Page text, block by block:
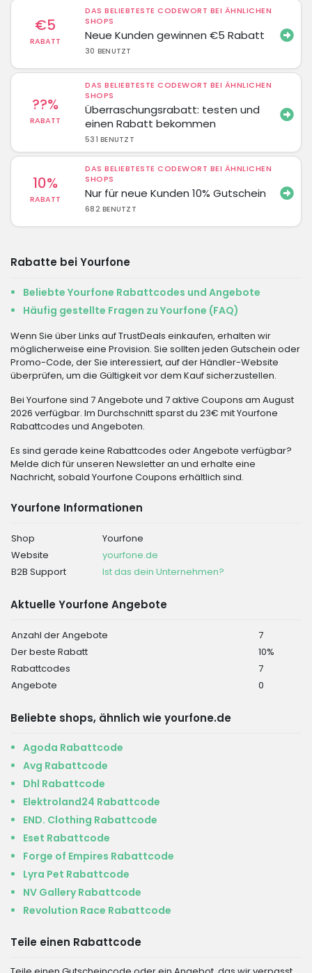
€5
RABATT
DAS BELIEBTESTE CODEWORT BEI ÄHNLICHEN
SHOPS
Neue Kunden gewinnen €5 Rabatt
30 BENUTZT
??%
RABATT
DAS BELIEBTESTE CODEWORT BEI ÄHNLICHEN
SHOPS
Überraschungsrabatt: testen und
einen Rabatt bekommen
531 BENUTZT
10%
RABATT
DAS BELIEBTESTE CODEWORT BEI ÄHNLICHEN
SHOPS
Nur für neue Kunden 10% Gutschein
682 BENUTZT
Rabatte bei Yourfone
Beliebte Yourfone Rabattcodes und Angebote
Häufig gestellte Fragen zu Yourfone (FAQ)
Wenn Sie über Links auf TrustDeals einkaufen, erhalten wir
möglicherweise eine Provision. Sie sollten jeden Gutschein oder
Promo-Code, der Sie interessiert, auf der Händler-Website
überprüfen, um die Gültigkeit vor dem Kauf sicherzustellen.
Bei Yourfone sind 7 Angebote und 7 aktive Coupons am August
2026 verfügbar. Im Durchschnitt sparst du 23€ mit Yourfone
Rabattcodes und Angeboten.
Es sind gerade keine Rabattcodes oder Angebote verfügbar?
Melde dich für unseren Newsletter an und erhalte eine
Nachricht, sobald Yourfone Coupons erhältlich sind.
Yourfone Informationen
Shop
Yourfone
Website
yourfone.de
B2B Support
Ist das dein Unternehmen?
Aktuelle Yourfone Angebote
Anzahl der Angebote
7
Der beste Rabatt
10%
Rabattcodes
7
Angebote
0
Beliebte shops, ähnlich wie yourfone.de
Agoda Rabattcode
Avg Rabattcode
Dhl Rabattcode
Elektroland24 Rabattcode
END. Clothing Rabattcode
Eset Rabattcode
Forge of Empires Rabattcode
Lyra Pet Rabattcode
NV Gallery Rabattcode
Revolution Race Rabattcode
Teile einen Rabattcode